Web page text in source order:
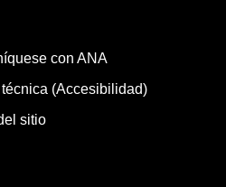
con ANA
(Accesibilidad)
sitio